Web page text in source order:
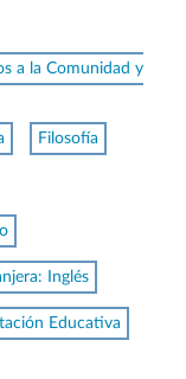
a la Comunidad y
Filosofía
Inglés
Educativa